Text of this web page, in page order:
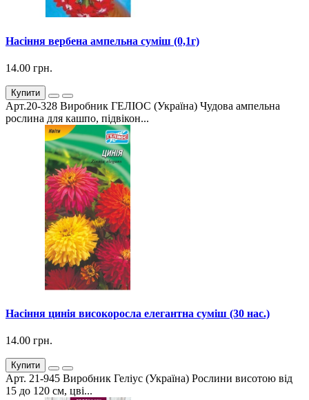
Насіння вербена ампельна суміш (0,1г)
14.00 грн.
Купити
Арт.20-328 Виробник ГЕЛІОС (Україна) Чудова ампельна
рослина для кашпо, підвікон...
Насіння цинія високоросла елегантна суміш (30 нас.)
14.00 грн.
Купити
Арт. 21-945 Виробник Геліус (Україна) Рослини висотою від
15 до 120 см, цві...